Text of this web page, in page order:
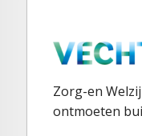
Zorg-en
ontmoeten